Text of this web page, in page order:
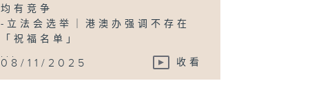
均有竞争
-立法会选举｜港澳办强调不存在
「祝福名单」
...
08/11/2025 收看